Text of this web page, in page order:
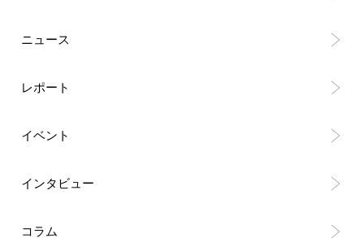
ニュース
レポート
イベント
インタビュー
コラム